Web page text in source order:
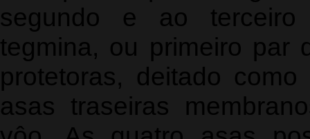
segundo e ao terceiro
tegmina, ou primeiro par
protetoras, deitado
asas traseiras